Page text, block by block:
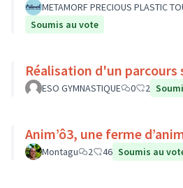
METAMORF PRECIOUS PLASTIC
Soumis au vote
Réalisation d'un
ESO GYMNASTIQUE 0 2
Anim’ô3, une ferme
Montagu 2 46 Soumis au